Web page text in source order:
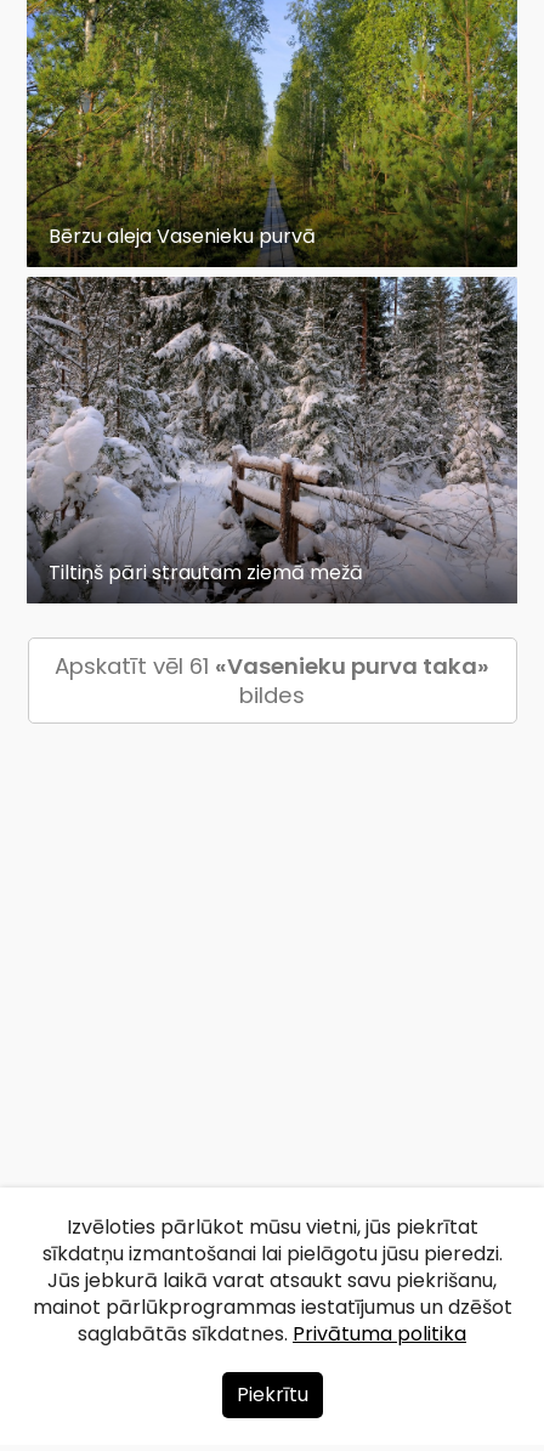
Bērzu aleja Vasenieku purvā
Tiltiņš pāri strautam ziemā mežā
Apskatīt vēl 61 «Vasenieku purva taka»
bildes
Par mums
Izvēloties pārlūkot mūsu vietni, jūs piekrītat
sīkdatņu izmantošanai lai pielāgotu jūsu pieredzi.
Jūs jebkurā laikā varat atsaukt savu piekrišanu,
mainot pārlūkprogrammas iestatījumus un dzēšot
saglabātās sīkdatnes. Privātuma politika
Piekrītu